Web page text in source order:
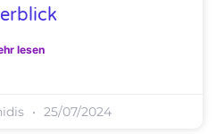
lesen
25/07/2024